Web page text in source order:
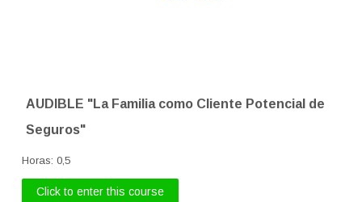
AUDIBLE "La Familia como Cliente Potencial de
Seguros"
Horas:0,5
Click to enter this course